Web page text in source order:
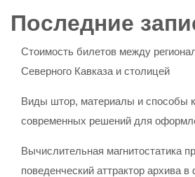
Последние
Стоимость билетов между
Северного Кавказа и столицей
Виды штор, материалы и способы
современных решений для
Вычислительная магнитостатика
поведенческий аттрактор архива